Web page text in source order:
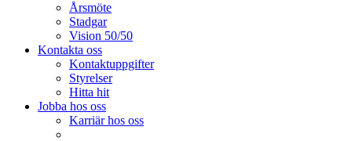
Årsmöte
Stadgar
Vision 50/50
Kontakta oss
Kontaktuppgifter
Styrelser
Hitta hit
Jobba hos oss
Karriär hos oss